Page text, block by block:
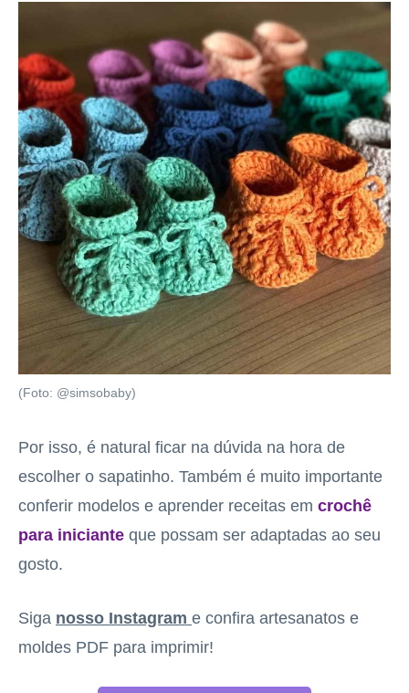
(Foto: @simsobaby)
Por isso, é natural ficar na dúvida na hora de
escolher o sapatinho. Também é muito importante
conferir modelos e aprender receitas em crochê
para iniciante que possam ser adaptadas ao seu
gosto.
Siga nosso Instagram e confira artesanatos e
moldes PDF para imprimir!